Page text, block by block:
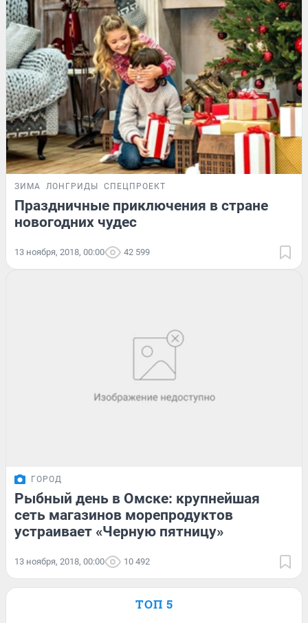
ЗИМА ЛОНГРИДЫ СПЕЦПРОЕКТ
Праздничные приключения в стране
новогодних чудес
13 ноября, 2018, 00:00 42 599
ГОРОД
Рыбный день в Омске: крупнейшая
сеть магазинов морепродуктов
устраивает «Черную пятницу»
13 ноября, 2018, 00:00 10 492
ТОП 5